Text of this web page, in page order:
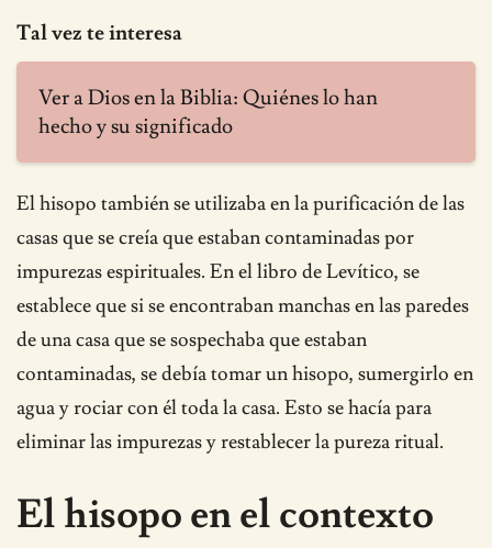
Tal vez te interesa
Ver a Dios en la Biblia: Quiénes lo han
hecho y su significado
El hisopo también se utilizaba en la purificación de las
casas que se creía que estaban contaminadas por
impurezas espirituales. En el libro de Levítico, se
establece que si se encontraban manchas en las paredes
de una casa que se sospechaba que estaban
contaminadas, se debía tomar un hisopo, sumergirlo en
agua y rociar con él toda la casa. Esto se hacía para
eliminar las impurezas y restablecer la pureza ritual.
El hisopo en el contexto